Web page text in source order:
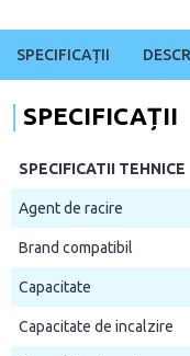
SPECIFICAȚII
SPECIFICAȚII
SPECIFICATII TEHNICE
Agent de racire
Brand compatibil
Capacitate
Capacitate de incalzire